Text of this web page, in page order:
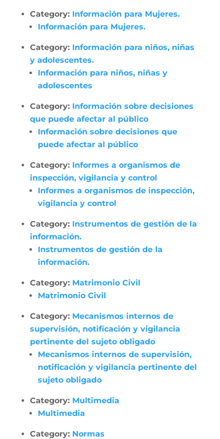
Category: Información para Mujeres.
Información para Mujeres.
Category: Información para niños, niñas
y adolescentes.
Información para niños, niñas y
adolescentes
Category: Información sobre decisiones
que puede afectar al público
Información sobre decisiones que
puede afectar al público
Category: Informes a organismos de
inspección, vigilancia y control
Informes a organismos de inspección,
vigilancia y control
Category: Instrumentos de gestión de la
información.
Instrumentos de gestión de la
información.
Category: Matrimonio Civil
Matrimonio Civil
Category: Mecanismos internos de
supervisión, notificación y vigilancia
pertinente del sujeto obligado
Mecanismos internos de supervisión,
notificación y vigilancia pertinente del
sujeto obligado
Category: Multimedia
Multimedia
Category: Normas